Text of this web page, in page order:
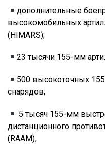
дополнительные
высокомобильных
(HIMARS);
23 тысячи 155-мм
500 высокоточных
снарядов;
5 тысяч 155-мм
дистанционного
(RAAM);